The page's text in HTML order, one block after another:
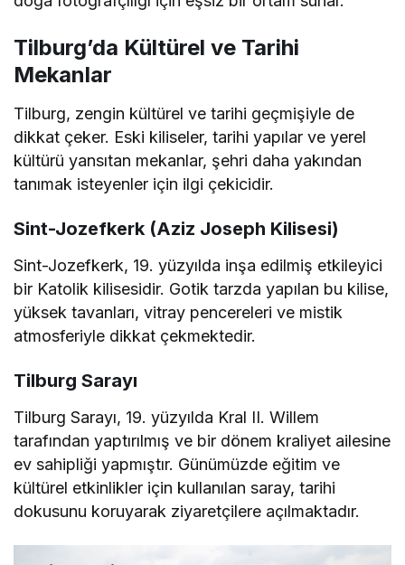
Tilburg’da Kültürel ve Tarihi
Mekanlar
Tilburg, zengin kültürel ve tarihi geçmişiyle de
dikkat çeker. Eski kiliseler, tarihi yapılar ve yerel
kültürü yansıtan mekanlar, şehri daha yakından
tanımak isteyenler için ilgi çekicidir.
Sint-Jozefkerk (Aziz Joseph Kilisesi)
Sint-Jozefkerk, 19. yüzyılda inşa edilmiş etkileyici
bir Katolik kilisesidir. Gotik tarzda yapılan bu kilise,
yüksek tavanları, vitray pencereleri ve mistik
atmosferiyle dikkat çekmektedir.
Tilburg Sarayı
Tilburg Sarayı, 19. yüzyılda Kral II. Willem
tarafından yaptırılmış ve bir dönem kraliyet ailesine
ev sahipliği yapmıştır. Günümüzde eğitim ve
kültürel etkinlikler için kullanılan saray, tarihi
dokusunu koruyarak ziyaretçilere açılmaktadır.